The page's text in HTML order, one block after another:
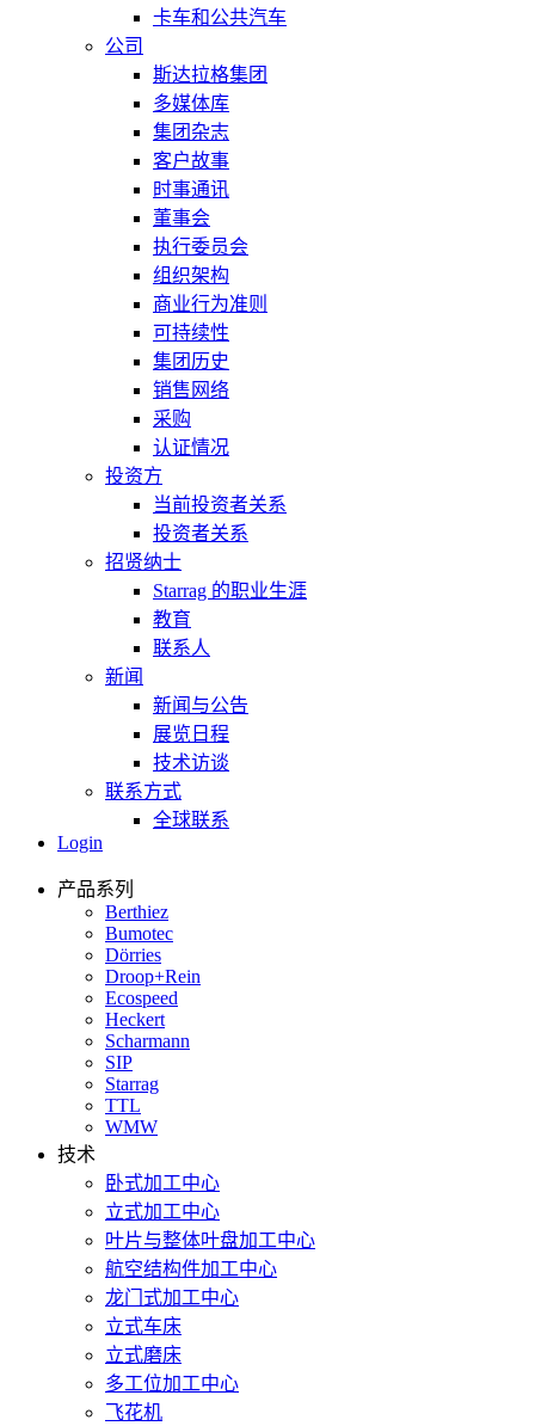
卡车和公共汽车
公司
斯达拉格集团
多媒体库
集团杂志
客户故事
时事通讯
董事会
执行委员会
组织架构
商业行为准则
可持续性
集团历史
销售网络
采购
认证情况
投资方
当前投资者关系
投资者关系
招贤纳士
Starrag 的职业生涯
教育
联系人
新闻
新闻与公告
展览日程
技术访谈
联系方式
全球联系
Login
产品系列
Berthiez
Bumotec
Dörries
Droop+Rein
Ecospeed
Heckert
Scharmann
SIP
Starrag
TTL
WMW
技术
卧式加工中心
立式加工中心
叶片与整体叶盘加工中心
航空结构件加工中心
龙门式加工中心
立式车床
立式磨床
多工位加工中心
飞花机